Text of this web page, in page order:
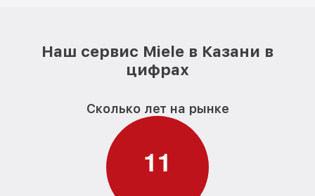
Наш сервис Miele в Казани в
цифрах
Сколько лет на рынке
11